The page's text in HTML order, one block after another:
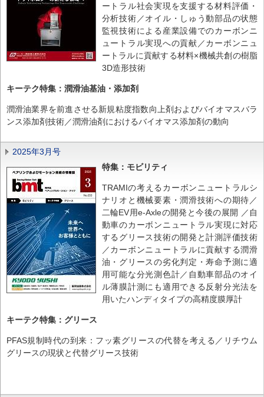
ートラル社会実現を支援する材料評価・
分析技術／オイル・しゅう動部品の状態
監視技術による産業設備でのカーボンニ
ュートラル実現への貢献／カーボンニュ
ートラルに貢献する材料×機械共創の樹脂
3D造形技術
キーテク特集：潤滑油基油・添加剤
潤滑油業界を前進させる新規粘度指数向上剤およびバイオマスバラ
ンス添加剤技術／潤滑油剤におけるバイオマス添加剤の動向
2025年3月号
特集：モビリティ
TRAMIの考えるカーボンニュートラルシ
ナリオと機械要素・潤滑技術への期待／
二輪EV用e-Axleの開発と今後の展開 ／自
動車のカーボンニュートラル実現に対応
するグリース技術の開発と計測評価技術
／カーボンニュートラルに貢献する潤滑
油・グリースの劣化判定・寿命予測に適
用可能な分光測色計／自動車部品のオイ
ル薄膜計測にも適用できる反射分光法を
用いたハンディタイプの高精度膜厚計
キーテク特集：グリース
PFAS規制時代の到来：フッ素グリースの代替を考える／リチウム
グリースの現状と代替グリース技術